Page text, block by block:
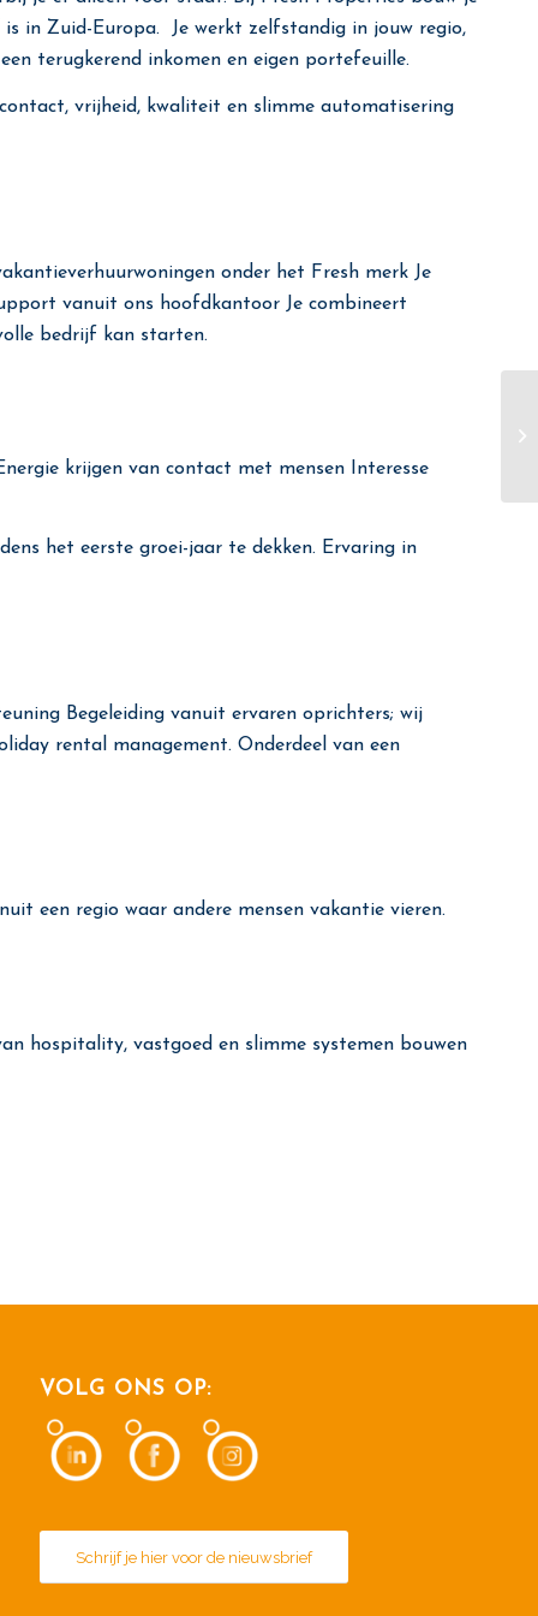
in Zuid-Europa. Je werkt zelfstandig in jouw regio,
terugkerend inkomen en eigen portefeuille.
vrijheid, kwaliteit en slimme automatisering
onder het Fresh merk Je
vanuit ons hoofdkantoor Je combineert
bedrijf kan starten.
krijgen van contact met mensen Interesse
het eerste groei-jaar te dekken. Ervaring in
Begeleiding vanuit ervaren oprichters; wij
rental management. Onderdeel van een
een regio waar andere mensen vakantie vieren.
hospitality, vastgoed en slimme systemen bouwen
VOLG ONS OP:
Schrijf je hier voor de nieuwsbrief